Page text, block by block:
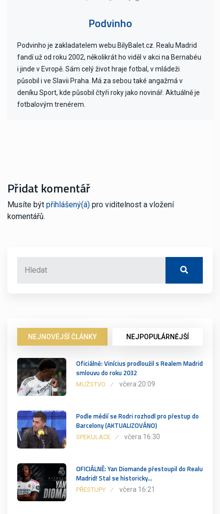
Podvinho
Podvinho je zakladatelem webu BilyBalet.cz. Realu Madrid
fandí už od roku 2002, několikrát ho viděl v akci na Bernabéu
i jinde v Evropě. Sám celý život hraje fotbal, v mládeži
působil i ve Slavii Praha. Má za sebou také angažmá v
deníku Sport, kde působil čtyři roky jako novinář. Aktuálně je
fotbalovým trenérem.
Přidat komentář
Musíte být přihlášený(á) pro viditelnost a vložení
komentářů.
NEJNOVĚJŠÍ ČLÁNKY NEJPOPULÁRNĚJŠÍ
Oficiálně: Vinícius prodloužil s Realem Madrid
smlouvu do roku 2032
MUŽSTVO včera 20:09
Podle médií se Rodri rozhodl pro přestup do
Barcelony (AKTUALIZOVÁNO)
SPEKULACE včera 16:30
OFICIÁLNĚ: Yan Diomande přestoupil do Realu
Madrid! Stal se historicky…
PŘESTUPY včera 16:21